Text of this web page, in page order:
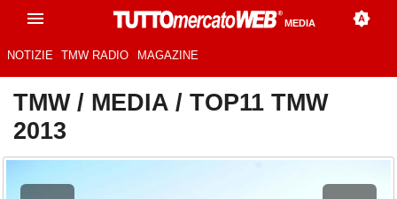
MEDIA
NOTIZIE TMW RADIO MAGAZINE
TMW/ MEDIA / TOP11 TMW
2013